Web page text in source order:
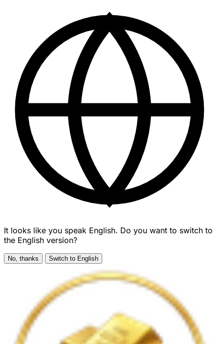
It looks like you speak English. Do you want to switch to
the English version?
No, thanks Switch to English